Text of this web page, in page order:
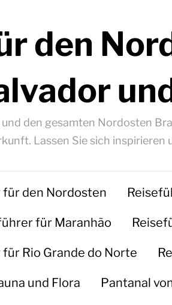
den
den gesamten Nordosten
Lassen Sie sich inspirieren
für den Nordosten
für Maranhão
Rio Grande do Norte
und Flora Pantanal